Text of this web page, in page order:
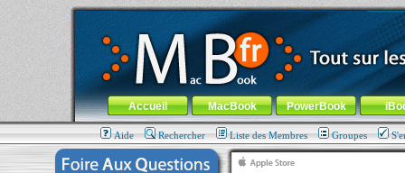
MacBook-fr.com : 100% Apple... 100% nomade !
Aller au contenu-Aller au menu général-Aller au menu de
Menu général
Accueil MacBook PowerBook
Aide Rechercher Liste des Membres Groupes